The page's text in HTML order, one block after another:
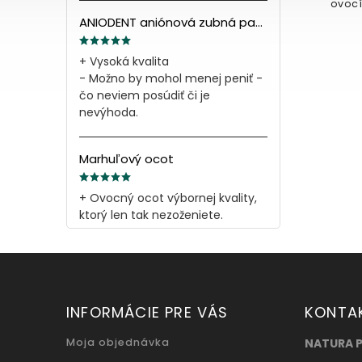
ANIODENT aniónová zubná pasta s minerálnymi soľami 165g
+ Vysoká kvalita
- Možno by mohol menej peniť -
čo neviem posúdiť či je
nevýhoda.
Marhuľový ocot
+ Ovocný ocot výbornej kvality,
ktorý len tak nezoženiete.
ovocím je ideálna pre zdravé a
rýchle raňajky. Bez pridaných...
INFORMÁCIE PRE VÁS
Moja objednávka
NATURA